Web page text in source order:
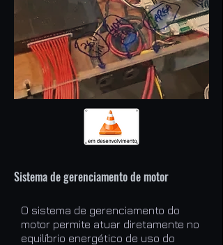
Sistema de gerenciamento de motor
O sistema de gerenciamento do
motor permite atuar diretamente no
equilíbrio energético de uso do